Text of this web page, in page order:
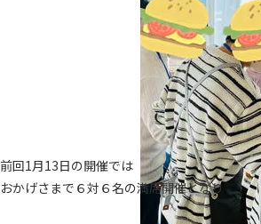
前回1月13日の開催では
おかげさまで６対６名の満席開催となり